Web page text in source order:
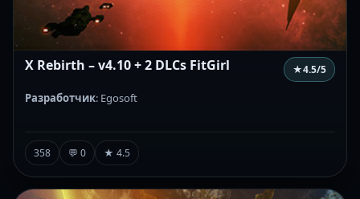
X Rebirth – v4.10 + 2 DLCs FitGirl ★4.5/5
Разработчик: Egosoft
358 💬 0 ★ 4.5